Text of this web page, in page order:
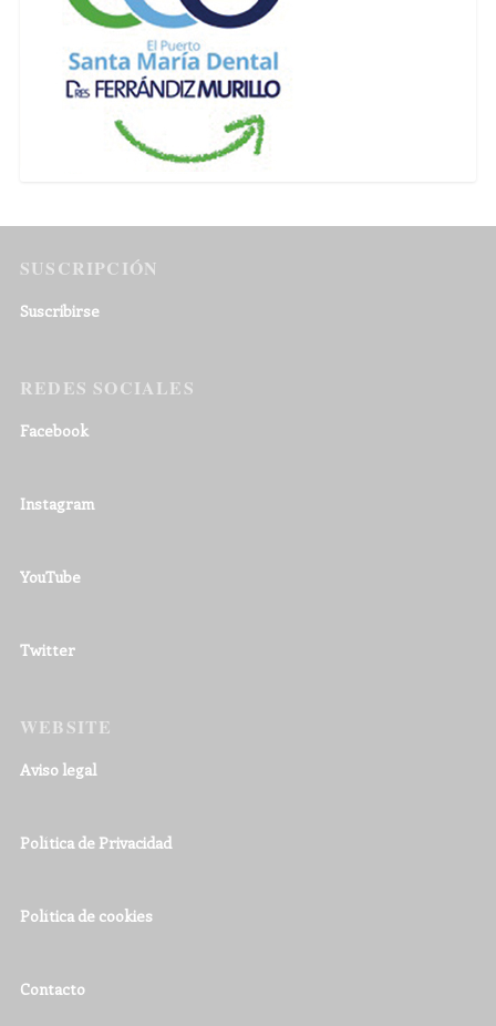
SUSCRIPCIÓN
Suscribirse
REDES SOCIALES
Facebook
Instagram
YouTube
Twitter
WEBSITE
Aviso legal
Política de Privacidad
Política de cookies
Contacto